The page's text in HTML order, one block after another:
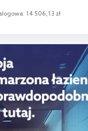
14 506,13 zł
Dodaj do porównania